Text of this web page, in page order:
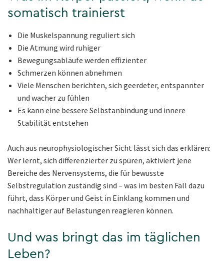
somatisch trainierst
Die Muskelspannung reguliert sich
Die Atmung wird ruhiger
Bewegungsabläufe werden effizienter
Schmerzen können abnehmen
Viele Menschen berichten, sich geerdeter, entspannter
und wacher zu fühlen
Es kann eine bessere Selbstanbindung und innere
Stabilität entstehen
Auch aus neurophysiologischer Sicht lässt sich das erklären:
Wer lernt, sich differenzierter zu spüren, aktiviert jene
Bereiche des Nervensystems, die für bewusste
Selbstregulation zuständig sind – was im besten Fall dazu
führt, dass Körper und Geist in Einklang kommen und
nachhaltiger auf Belastungen reagieren können.
Und was bringt das im täglichen
Leben?